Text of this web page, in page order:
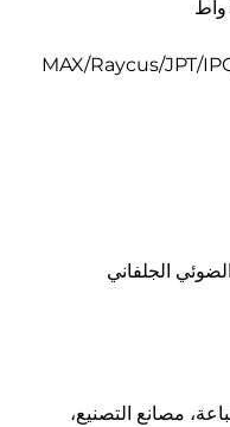
الجلفاني
مصانع التصنيع،